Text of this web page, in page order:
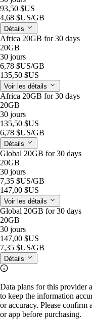
93,50 $US
4,68 $US/GB
Détails
Africa 20GB for 30 days
20GB
30 jours
6,78 $US/GB
135,50 $US
Voir les détails
Africa 20GB for 30 days
20GB
30 jours
135,50 $US
6,78 $US/GB
Détails
Global 20GB for 30 days
20GB
30 jours
7,35 $US/GB
147,00 $US
Voir les détails
Global 20GB for 30 days
20GB
30 jours
147,00 $US
7,35 $US/GB
Détails
Data plans for this provider
to keep the information
or accuracy. Please
or app before purchasing.